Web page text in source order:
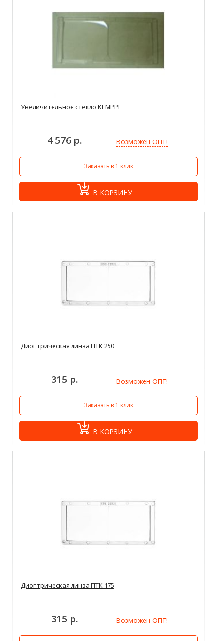
Увеличительное стекло KEMPPI
4 576 р. Возможен ОПТ!
Заказать в 1 клик
В КОРЗИНУ
Диоптрическая линза ПТК 250
315 р. Возможен ОПТ!
Заказать в 1 клик
В КОРЗИНУ
Диоптрическая линза ПТК 175
315 р. Возможен ОПТ!